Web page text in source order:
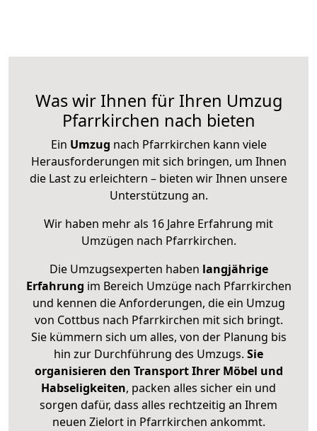
Was wir Ihnen für Ihren Umzug
Pfarrkirchen nach bieten
Ein Umzug nach Pfarrkirchen kann viele
Herausforderungen mit sich bringen, um Ihnen
die Last zu erleichtern – bieten wir Ihnen unsere
Unterstützung an.
Wir haben mehr als 16 Jahre Erfahrung mit
Umzügen nach Pfarrkirchen.
Die Umzugsexperten haben langjährige
Erfahrung im Bereich Umzüge nach Pfarrkirchen
und kennen die Anforderungen, die ein Umzug
von Cottbus nach Pfarrkirchen mit sich bringt.
Sie kümmern sich um alles, von der Planung bis
hin zur Durchführung des Umzugs. Sie
organisieren den Transport Ihrer Möbel und
Habseligkeiten, packen alles sicher ein und
sorgen dafür, dass alles rechtzeitig an Ihrem
neuen Zielort in Pfarrkirchen ankommt.